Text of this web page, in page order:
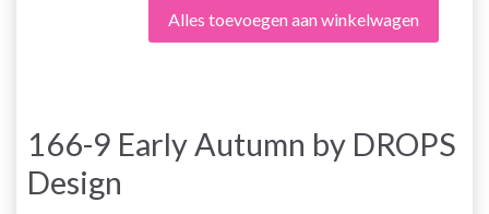
Alles toevoegen aan winkelwagen
166-9 Early Autumn by DROPS
Design